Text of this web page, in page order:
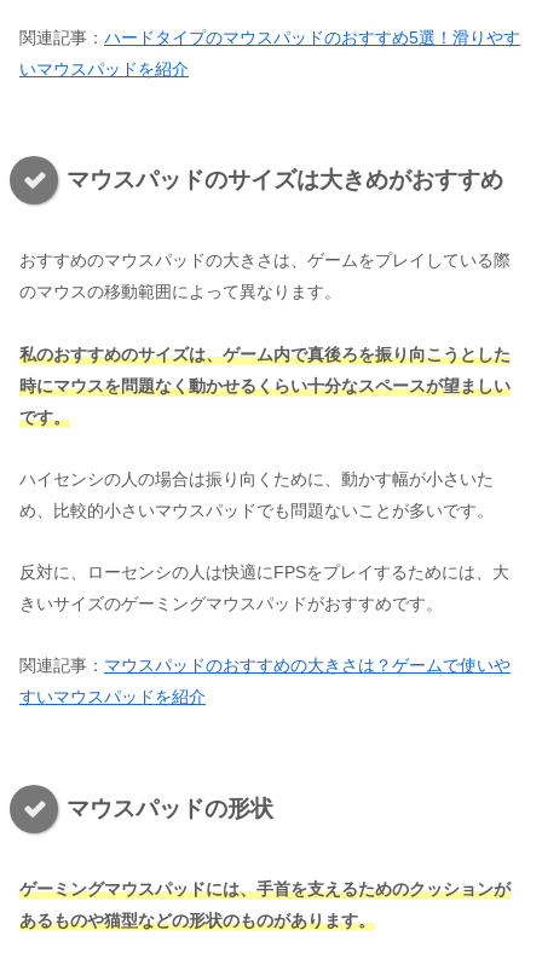
関連記事： ハードタイプのマウスパッドのおすすめ5選！滑りやす
いマウスパッドを紹介
マウスパッドのサイズは大きめがおすすめ
おすすめのマウスパッドの大きさは、ゲームをプレイしている際
のマウスの移動範囲によって異なります。
私のおすすめのサイズは、ゲーム内で真後ろを振り向こうとした
時にマウスを問題なく動かせるくらい十分なスペースが望ましい
です。
ハイセンシの人の場合は振り向くために、動かす幅が小さいた
め、比較的小さいマウスパッドでも問題ないことが多いです。
反対に、ローセンシの人は快適にFPSをプレイするためには、大
きいサイズのゲーミングマウスパッドがおすすめです。
関連記事： マウスパッドのおすすめの大きさは？ゲームで使いや
すいマウスパッドを紹介
マウスパッドの形状
ゲーミングマウスパッドには、手首を支えるためのクッションが
あるものや猫型などの形状のものがあります。